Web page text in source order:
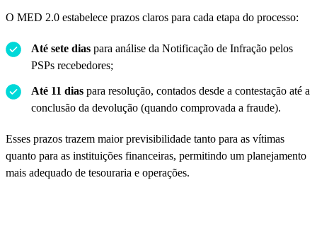
O MED 2.0 estabelece prazos claros para cada etapa do processo:
Até sete dias para análise da Notificação de Infração pelos
PSPs recebedores;
Até 11 dias para resolução, contados desde a contestação até a
conclusão da devolução (quando comprovada a fraude).
Esses prazos trazem maior previsibilidade tanto para as vítimas
quanto para as instituições financeiras, permitindo um planejamento
mais adequado de tesouraria e operações.